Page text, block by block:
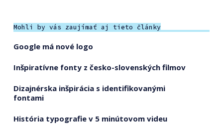
Mohli by vás zaujímať aj tieto články
Google má nové logo
Inšpiratívne fonty z česko-slovenských filmov
Dizajnérska inšpirácia s identifikovanými
fontami
História typografie v 5 minútovom videu